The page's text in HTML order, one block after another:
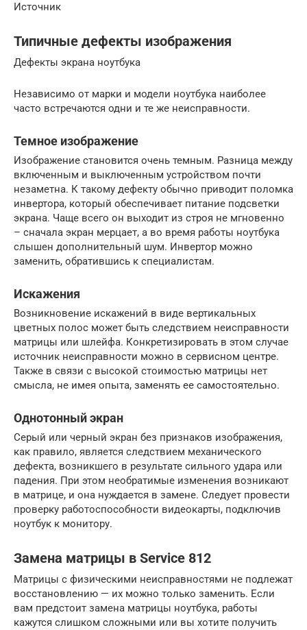
Источник
Типичные дефекты изображения
Дефекты экрана ноутбука
Независимо от марки и модели ноутбука наиболее
часто встречаются одни и те же неисправности.
Темное изображение
Изображение становится очень темным. Разница между
включенным и выключенным устройством почти
незаметна. К такому дефекту обычно приводит поломка
инвертора, который обеспечивает питание подсветки
экрана. Чаще всего он выходит из строя не мгновенно
– сначала экран мерцает, а во время работы ноутбука
слышен дополнительный шум. Инвертор можно
заменить, обратившись к специалистам.
Искажения
Возникновение искажений в виде вертикальных
цветных полос может быть следствием неисправности
матрицы или шлейфа. Конкретизировать в этом случае
источник неисправности можно в сервисном центре.
Также в связи с высокой стоимостью матрицы нет
смысла, не имея опыта, заменять ее самостоятельно.
Однотонный экран
Серый или черный экран без признаков изображения,
как правило, является следствием механического
дефекта, возникшего в результате сильного удара или
падения. При этом необратимые изменения возникают
в матрице, и она нуждается в замене. Следует провести
проверку работоспособности видеокарты, подключив
ноутбук к монитору.
Замена матрицы в Service 812
Матрицы с физическими неисправностями не подлежат
восстановлению — их можно только заменить. Если
вам предстоит замена матрицы ноутбука, работы
кажутся слишком сложными или вы хотите получить